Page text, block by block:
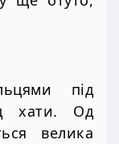
під
хати. Од
велика